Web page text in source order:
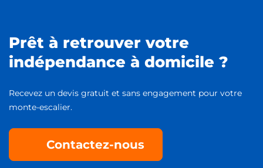
Prêt à retrouver votre
indépendance à domicile ?
Recevez un devis gratuit et sans engagement pour votre
monte-escalier.
Contactez-nous